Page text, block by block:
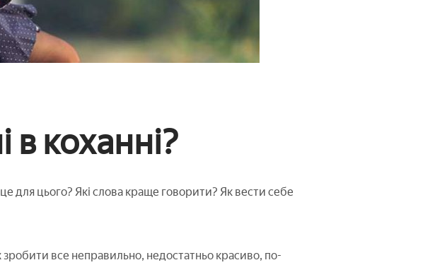
в коханні?
для цього? Які слова краще говорити? Як вести себе
все неправильно, недостатньо красиво, по-